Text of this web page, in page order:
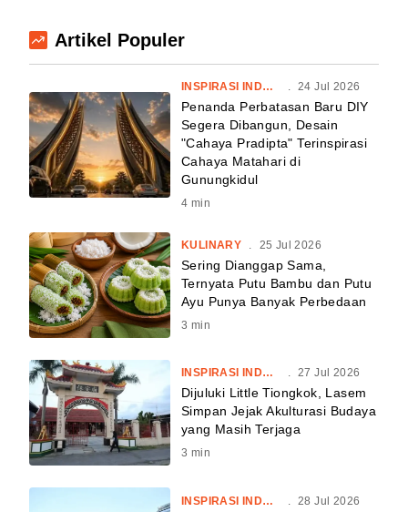
Artikel Populer
INSPIRASI INDONESIA . 24 Jul 2026
Penanda Perbatasan Baru DIY
Segera Dibangun, Desain
"Cahaya Pradipta" Terinspirasi
Cahaya Matahari di
Gunungkidul
4 min
KULINARY . 25 Jul 2026
Sering Dianggap Sama,
Ternyata Putu Bambu dan Putu
Ayu Punya Banyak Perbedaan
3 min
INSPIRASI INDONESIA . 27 Jul 2026
Dijuluki Little Tiongkok, Lasem
Simpan Jejak Akulturasi Budaya
yang Masih Terjaga
3 min
INSPIRASI INDONESIA 28 Jul 2026